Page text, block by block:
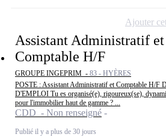
Assistant Administratif et
Comptable H/F
GROUPE INGEPRIM - 83 - HYÈRES
POSTE : Assistant Administratif et Comptable H/F
D'EMPLOI Tu es organisé(e), rigoureux(se),
pour l'immobilier haut de gamme ? ...
CDD - Non renseigné
Publié il y a plus de 30 jours
Ajouter